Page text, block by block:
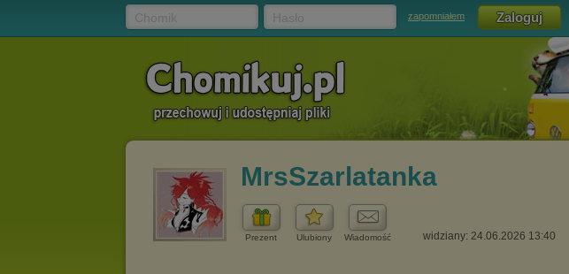
zapomniałem
MrsSzarlatanka
Prezent Ulubiony Wiadomość widziany: 24.06.2026 13:40